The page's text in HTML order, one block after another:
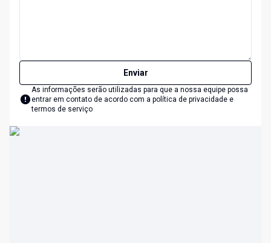
Enviar
As informações serão utilizadas para que a nossa equipe possa
entrar em contato de acordo com a política de privacidade e
termos de serviço